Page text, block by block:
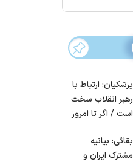
پزشکیان: ارتباط با
رهبر انقلاب سخت
است / اگر تا امروز
مردم ایران است
بقائی: بیانیه
مشترک ایران و